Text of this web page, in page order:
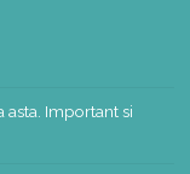
asta. Important si